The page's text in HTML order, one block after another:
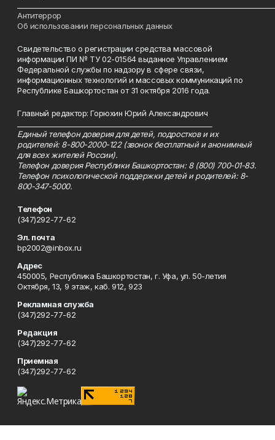
Антитеррор
Об использовании персональных данных
Свидетельство о регистрации средства массовой
информации ПИ № ТУ 02-01564 выданное Управлением
Федеральной службы по надзору в сфере связи,
информационных технологий и массовых коммуникаций по
Республике Башкортостан от 31 октября 2016 года.
Главный редактор: Горюхин Юрий Александрович
Единый телефон доверия для детей, подростков и их
родителей: 8-800-2000-122 (звонок бесплатный и анонимный
для всех жителей России).
Телефон доверия Республики Башкортостан: 8 (800) 700-01-83.
Телефон психологической поддержки детей и родителей: 8-
800-347-5000.
Телефон
(347)292-77-62
Эл. почта
bp2002@inbox.ru
Адрес
450005, Республика Башкортостан, г. Уфа, ул. 50-летия
Октября, 13, 9 этаж, каб. 912, 923
Рекламная служба
(347)292-77-62
Редакция
(347)292-77-62
Приемная
(347)292-77-62